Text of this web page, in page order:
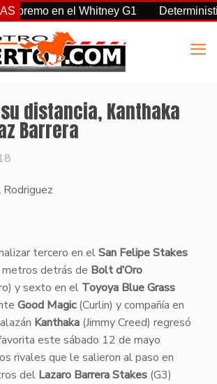
en el Whitney G1 Deterministic:
distancia, Kanthaka
Barrera
tercero en elSan Felipe Stakes
detrás de Bolt d’Oro
y sexto en el Toyoya Blue Grass
Good Magic(Curlin) y compañía en
Kanthaka(Jimmy Creed) regresó
este sábado 12 de mayo
rivales que le salieron al paso en
del Lazaro Barrera Stakes(G3)